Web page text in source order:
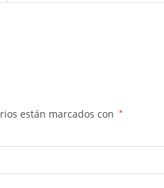
están marcados con *